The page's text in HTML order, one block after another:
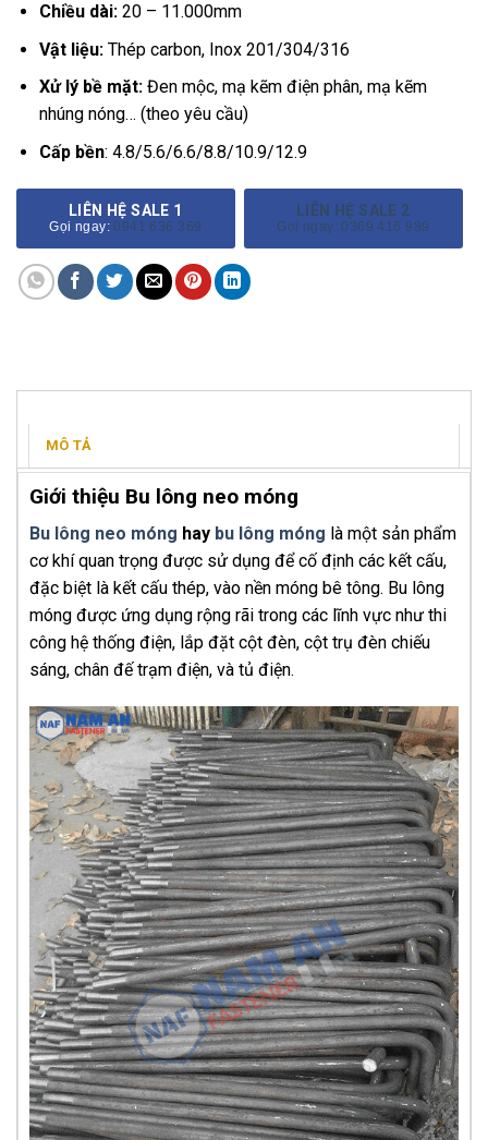
Chiều dài:20 – 11.000mm
Vật liệu:Thép carbon, Inox 201/304/316
Xử lý bề mặt:Đen mộc, mạ kẽm điện phân, mạ kẽm
nhúng nóng… (theo yêu cầu)
Cấp bền: 4.8/5.6/6.6/8.8/10.9/12.9
LIÊN HỆ SALE 1
Gọi ngay:0941 636 369
LIÊN HỆ SALE 2
Gọi ngay: 0369 416 989
MÔ TẢ
Giới thiệu Bu lông neo móng
Bu lông neo móng hay bu lông móng là một sản phẩm
cơ khí quan trọng được sử dụng để cố định các kết cấu,
đặc biệt là kết cấu thép, vào nền móng bê tông. Bu lông
móng được ứng dụng rộng rãi trong các lĩnh vực như thi
công hệ thống điện, lắp đặt cột đèn, cột trụ đèn chiếu
sáng, chân đế trạm điện, và tủ điện.